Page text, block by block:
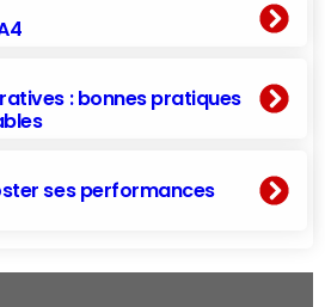
: bonnes pratiques
ses performances